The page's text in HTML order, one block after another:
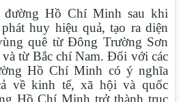
đường Hồ Chí Minh sau khi
huy hiệu quả, tạo ra diện
quê từ Đông Trường Sơn
từ Bắc chí Nam. Đối với các
Hồ Chí Minh có ý nghĩa
về kinh tế, xã hội và quốc
Hồ Chí Minh trở thành trục